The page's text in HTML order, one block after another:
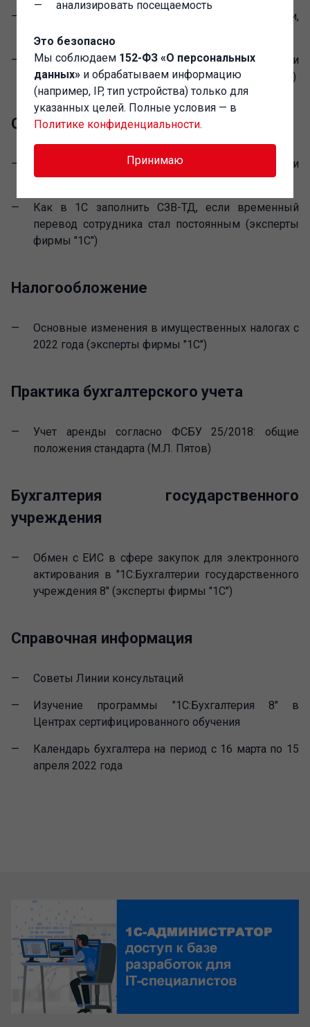
Новые товарные группы маркируемой продукции,
поддержка в 1С (эксперты фирмы "1С")
Новые возможности СЭДО с ФСС в "1С:Зарплате и
управлении персоналом 8" (эксперты фирмы "1С")
Отчетность
Изменения в РСВ, представлении 4-ФСС и
персотчетности (эксперты фирмы "1С")
Как в 1C заполнить СЗВ-ТД, если временный
перевод сотрудника стал постоянным (эксперты
фирмы "1С")
Налогообложение
Основные изменения в имущественных налогах с
2022 года (эксперты фирмы "1С")
Практика бухгалтерского учета
Учет аренды согласно ФСБУ 25/2018: общие
положения стандарта (М.Л. Пятов)
Бухгалтерия государственного
учреждения
Обмен с ЕИС в сфере закупок для электронного
актирования в "1С:Бухгалтерии государственного
учреждения 8" (эксперты фирмы "1С")
Справочная информация
Советы Линии консультаций
Изучение программы "1С:Бухгалтерия 8" в
Центрах сертифицированного обучения
Календарь бухгалтера на период с 16 марта по 15
апреля 2022 года
анализировать посещаемость
Это безопасно
Мы соблюдаем 152-ФЗ «О персональных
данных» и обрабатываем информацию
(например, IP, тип устройства) только для
указанных целей. Полные условия — в
Политике конфиденциальности.
Принимаю